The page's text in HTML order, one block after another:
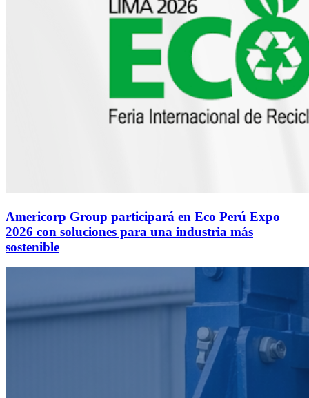
Americorp Group participará en Eco Perú Expo
2026 con soluciones para una industria más
sostenible